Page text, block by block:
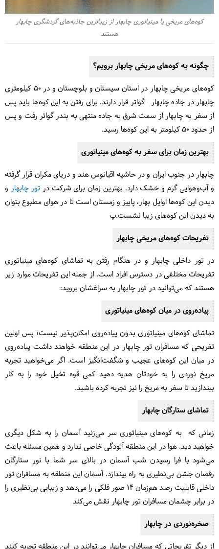
کوه‌های مریخی یا مینیاتوری چابهار از زیباترین جاذبه‌های گردشگری چابهار
هستند
چگونه به کوه‌های مریخی چابهار برویم؟
کوه‌های مریخی چابهار در استان سیستان و بلوچستان و در ۵۰ کیلومتری
چابهار در جاده چابهار - گواتر قرار دارند. برای رفتن به این کوه‌ها باید پس
از سفر به چابهار از سمت شرق به جاده منتهی به بندر گواتر رفت و پس
از حدود ۵۰ کیلومتر به این کوه‌ها رسید.
بهترین زمان برای سفر به کوه‌های مینیاتوری
چابهار در جنوب ایران و در حاشیه اقیانوس هند و دریای مکران قرار گرفته
و آب‌وهوایی گرم و خشک دارد. بهترین زمان برای شرکت در تور چابهار و
دیدن این کوه‌ها اوایل بهار، پاییز و زمستان است تا در هوای مطبوع بتوان
به دیدن این کوه‌های زیبا نشست.پ
تفریحات کوه‌های مریخی چابهار
در تور داخلی چابهار و در هنگام رفتن به تماشای کوه‌های مینیاتوری
تفریحات مختلفی در دسترس افراد است. از جمله این تفریحات موارد زیر
هستند که می‌توانید در تور چابهار به سراغشان بروید:
پیاده‌روی در میان کوه‌های مینیاتوری
تماشای کوه‌های مینیاتوری بدون پیاده‌روی امکان‌پذیر نیست؛ پس اولین
تفریحی که مسافران تور چابهار در این منطقه خواهند داشت پیاده‌روی
در میان این کوه‌های عجیب و شگفت‌انگیز است. اگر می‌خواهید تجربه
مریخ نوردی را به خودتان هدیه دهید کمی قوه تخیل خود را به کار
بیندازید تا سفر به مریخ را نیز تجربه کرده باشید.
تماشای ستارگان چابهار
زمانی که به کوه‌های مینیاتوری سر می‌زنید آسمان را به شکل دیگری
خواهید دید. هوا در این منطقه آلودگی خاصی ندارد و همین مسئله باعث
می‌شود با فرا رسیدن شب آسمان در بالای سر شما با نور ستارگان
رقصان جشن بی‌نظیری به راه بیندازد. آسمان این منطقه به مسافران تور
داخلی قابلیت رصد هم‌زمان ۱۴ صور فلکی را می‌دهد و زیبایی بی‌نظیری را
در برابر چشمان مسافران تور چابهار نقش می‌کند
صخره‌نوردی در چابهار